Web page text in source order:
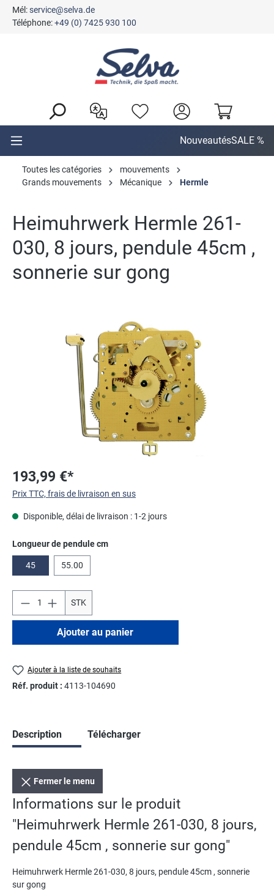
principal
Mél:service@selva.de
Téléphone:+49 (0) 7425 930 100
NouveautésSALE %
Toutes les catégories
mouvements
Grands mouvements
Mécanique Hermle
Heimuhrwerk Hermle 261-
030, 8 jours, pendule 45cm ,
sonnerie sur gong
193,99 €*
Prix TTC, frais de livraison en sus
Disponible, délai de livraison : 1-2 jours
Sélectionnez
Longueur de pendule cm
45 55.00
STK
Ajouter au panier
Ajouter à la liste de souhaits
Réf. produit : 4113-104690
Description Télécharger
Fermer le menu
Informations sur le produit
"Heimuhrwerk Hermle 261-030, 8 jours,
pendule 45cm , sonnerie sur gong"
Heimuhrwerk Hermle 261-030, 8 jours, pendule 45cm , sonnerie
sur gong